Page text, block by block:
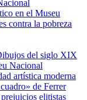
en el Museu
contra la pobreza
del siglo XIX
Nacional
artística moderna
de Ferrer
elitistas